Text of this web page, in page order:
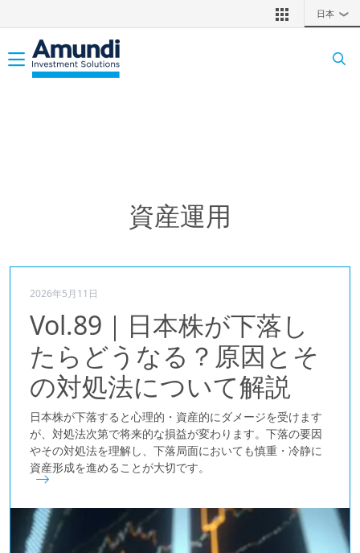
日本 ❯
Toggle navigation
資産運用
2026年5月11日
Vol.89｜日本株が下落し
たらどうなる？原因とそ
の対処法について解説
日本株が下落すると心理的・資産的にダメージを受けます
が、対処法次第で将来的な損益が変わります。下落の要因
やその対処法を理解し、下落局面においても慎重・冷静に
資産形成を進めることが大切です。